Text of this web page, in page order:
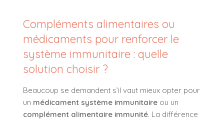
Compléments alimentaires ou
médicaments pour renforcer le
système immunitaire : quelle
solution choisir ?
Beaucoup se demandent s’il vaut mieux opter pour
un médicament système immunitaire ou un
complément alimentaire immunité. La différence